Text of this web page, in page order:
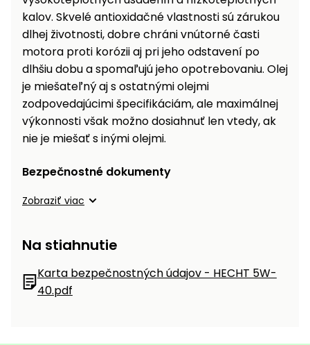
kalov. Skvelé antioxidačné vlastnosti sú zárukou
dlhej životnosti, dobre chráni vnútorné časti
motora proti korózii aj pri jeho odstavení po
dlhšiu dobu a spomaľujú jeho opotrebovaniu. Olej
je miešateľný aj s ostatnými olejmi
zodpovedajúcimi špecifikáciám, ale maximálnej
výkonnosti však možno dosiahnuť len vtedy, ak
nie je miešať s inými olejmi.
Bezpečnostné dokumenty
Zobraziť viac
Na stiahnutie
Karta bezpečnostných údajov - HECHT 5W-
40.pdf